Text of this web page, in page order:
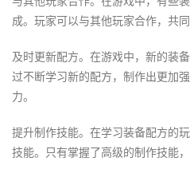
成。玩家可以与其他玩家合作，共
及时更新配方。在游戏中，新的装
过不断学习新的配方，制作出更加
力。
提升制作技能。在学习装备配方的
技能。只有掌握了高级的制作技能